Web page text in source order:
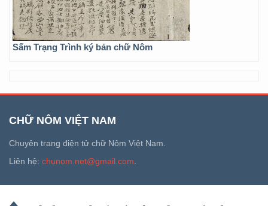
Sấm Trạng Trình ký bản chữ Nôm
CHỮ NÔM VIỆT NAM
Chuyên trang điện tử chữ Nôm Việt Nam.
Liên hệ: chunom.net@gmail.com